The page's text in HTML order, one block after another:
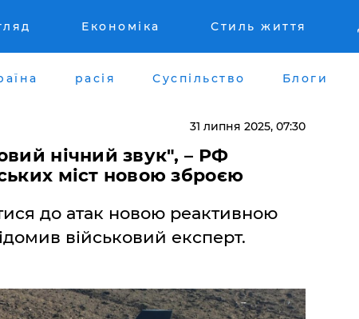
Економіка Стиль життя
расія Суспільство Блоги
31 липня 2025, 07:30
нічний звук", – РФ
міст новою зброєю
до атак новою реактивною
військовий експерт.